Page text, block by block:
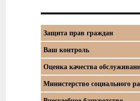
Защита прав граждан
Ваш контроль
Оценка качества
Министерство социального